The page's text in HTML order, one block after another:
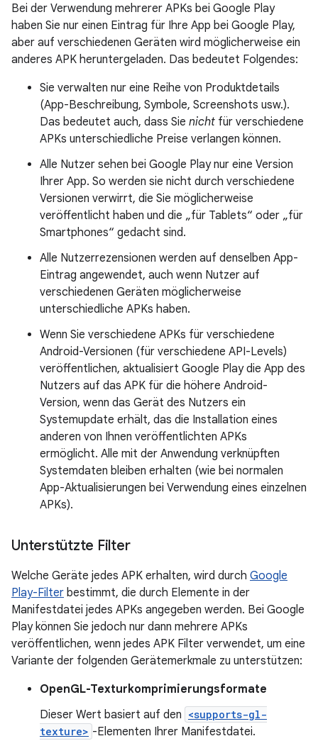
Bei der Verwendung mehrerer APKs bei Google Play
haben Sie nur einen Eintrag für Ihre App bei Google Play,
aber auf verschiedenen Geräten wird möglicherweise ein
anderes APK heruntergeladen. Das bedeutet Folgendes:
Sie verwalten nur eine Reihe von Produktdetails
(App-Beschreibung, Symbole, Screenshots usw.).
Das bedeutet auch, dass Sie nicht für verschiedene
APKs unterschiedliche Preise verlangen können.
Alle Nutzer sehen bei Google Play nur eine Version
Ihrer App. So werden sie nicht durch verschiedene
Versionen verwirrt, die Sie möglicherweise
veröffentlicht haben und die „für Tablets“ oder „für
Smartphones“ gedacht sind.
Alle Nutzerrezensionen werden auf denselben App-
Eintrag angewendet, auch wenn Nutzer auf
verschiedenen Geräten möglicherweise
unterschiedliche APKs haben.
Wenn Sie verschiedene APKs für verschiedene
Android-Versionen (für verschiedene API-Levels)
veröffentlichen, aktualisiert Google Play die App des
Nutzers auf das APK für die höhere Android-
Version, wenn das Gerät des Nutzers ein
Systemupdate erhält, das die Installation eines
anderen von Ihnen veröffentlichten APKs
ermöglicht. Alle mit der Anwendung verknüpften
Systemdaten bleiben erhalten (wie bei normalen
App-Aktualisierungen bei Verwendung eines einzelnen
APKs).
Unterstützte Filter
Welche Geräte jedes APK erhalten, wird durch Google
Play-Filter bestimmt, die durch Elemente in der
Manifestdatei jedes APKs angegeben werden. Bei Google
Play können Sie jedoch nur dann mehrere APKs
veröffentlichen, wenn jedes APK Filter verwendet, um eine
Variante der folgenden Gerätemerkmale zu unterstützen:
OpenGL-Texturkomprimierungsformate
Dieser Wert basiert auf den <supports-gl-
texture> -Elementen Ihrer Manifestdatei.